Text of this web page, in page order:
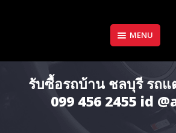
MENU
รับซื้อรถบ้าน ชลบุรี รถแ
099 456 2455 id